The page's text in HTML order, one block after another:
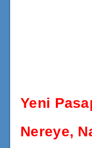
Yeni
Nereye,